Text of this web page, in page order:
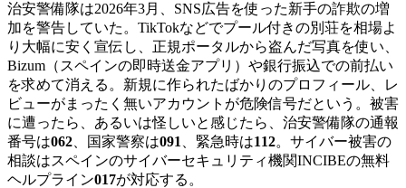
治安警備隊は2026年3月、SNS広告を使った新手の詐欺の増
加を警告していた。TikTokなどでプール付きの別荘を相場よ
り大幅に安く宣伝し、正規ポータルから盗んだ写真を使い、
Bizum（スペインの即時送金アプリ）や銀行振込での前払い
を求めて消える。新規に作られたばかりのプロフィール、レ
ビューがまったく無いアカウントが危険信号だという。被害
に遭ったら、あるいは怪しいと感じたら、治安警備隊の通報
番号は062 、国家警察は091 、緊急時は112。サイバー被害の
相談はスペインのサイバーセキュリティ機関INCIBEの無料
ヘルプライン017が対応する。